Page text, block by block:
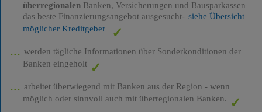
überregionalenBanken, Versicherungen und Bausparkassen
das beste Finanzierungsangebot ausgesucht- siehe Übersicht
möglicher Kreditgeber
werden tägliche Informationen über Sonderkonditionen der
Banken eingeholt
arbeitet überwiegend mit Banken aus der Region - wenn
möglich oder sinnvoll auch mit überregionalen Banken.